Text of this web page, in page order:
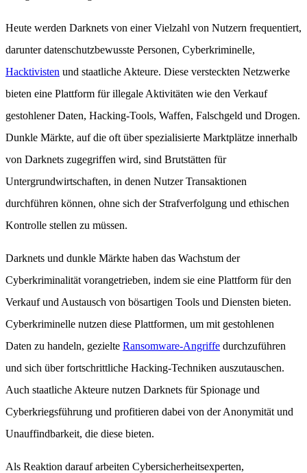
Heute werden Darknets von einer Vielzahl von Nutzern frequentiert,
darunter datenschutzbewusste Personen, Cyberkriminelle,
Hacktivisten und staatliche Akteure. Diese versteckten Netzwerke
bieten eine Plattform für illegale Aktivitäten wie den Verkauf
gestohlener Daten, Hacking-Tools, Waffen, Falschgeld und Drogen.
Dunkle Märkte, auf die oft über spezialisierte Marktplätze innerhalb
von Darknets zugegriffen wird, sind Brutstätten für
Untergrundwirtschaften, in denen Nutzer Transaktionen
durchführen können, ohne sich der Strafverfolgung und ethischen
Kontrolle stellen zu müssen.
Darknets und dunkle Märkte haben das Wachstum der
Cyberkriminalität vorangetrieben, indem sie eine Plattform für den
Verkauf und Austausch von bösartigen Tools und Diensten bieten.
Cyberkriminelle nutzen diese Plattformen, um mit gestohlenen
Daten zu handeln, gezielte Ransomware-Angriffe durchzuführen
und sich über fortschrittliche Hacking-Techniken auszutauschen.
Auch staatliche Akteure nutzen Darknets für Spionage und
Cyberkriegsführung und profitieren dabei von der Anonymität und
Unauffindbarkeit, die diese bieten.
Als Reaktion darauf arbeiten Cybersicherheitsexperten,